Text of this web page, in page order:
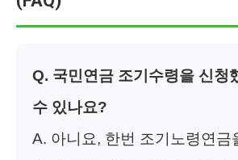
Q. 국민연금 조기수령을 신청
수 있나요?
A. 아니요, 한번 조기노령연금